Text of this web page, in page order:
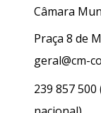
Câmara
Praça 8 de
geral@cm-
239 857 500